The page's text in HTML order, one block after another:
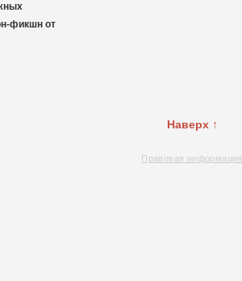
фикшн от
Наверх ↑
Правовая информация